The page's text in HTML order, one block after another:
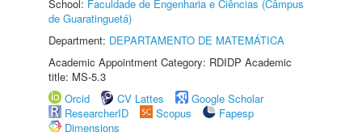
School: Faculdade de Engenharia e Ciências (Câmpus
de Guaratinguetá)
Department: DEPARTAMENTO DE MATEMÁTICA
Academic Appointment Category: RDIDP Academic
title: MS-5.3
Orcid
CV Lattes
Google Scholar
ResearcherID
Scopus
Fapesp
Dimensions